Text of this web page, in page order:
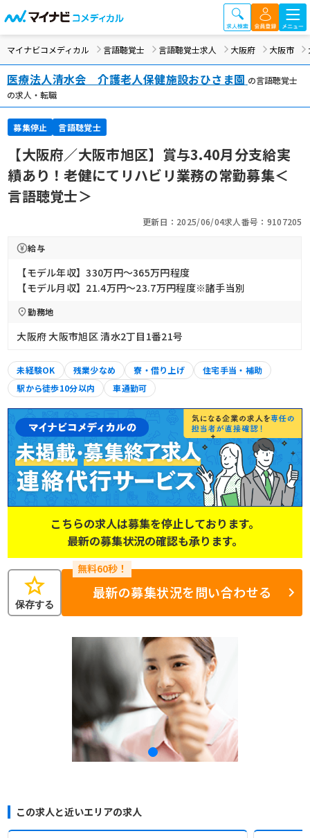
マイナビコメディカル 言語聴覚士 言語聴覚士求人 大阪府 大阪市
医療法人清水会 介護老人保健施設おひさま園 の言語聴覚士
の求人・転職
募集停止 言語聴覚士
【大阪府／大阪市旭区】賞与3.40月分支給実
績あり！老健にてリハビリ業務の常勤募集＜
言語聴覚士＞
更新日：2025/06/04求人番号：9107205
給与
【モデル年収】330万円〜365万円程度
【モデル月収】21.4万円〜23.7万円程度※諸手当別
勤務地
大阪府 大阪市旭区 清水2丁目1番21号
未経験OK 残業少なめ 寮・借り上げ
住宅手当・補助
駅から徒歩10分以内
車通勤可
こちらの求人は募集を停止しております。
最新の募集状況の確認も承ります。
star
保存する
最新の募集状況を問い合わせる
この求人と近いエリアの求人